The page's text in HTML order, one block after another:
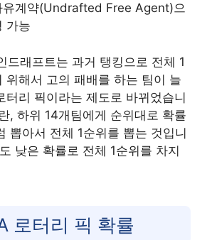
유계약(Undrafted Free Agent)으
가능
드래프트는 과거 탱킹으로 전체 1
위해서 고의 패배를 하는 팀이 늘
터리 픽이라는 제도로 바뀌었습니
, 하위 14개팀에게 순위대로 확률
뽑아서 전체 1순위를 뽑는 것입니
낮은 확률로 전체 1순위를 차지
로터리 픽 확률